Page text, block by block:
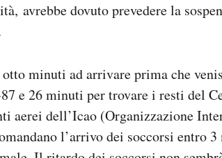
avrebbe dovuto prevedere la
minuti ad arrivare prima che
e 26 minuti per trovare i resti del
aerei dell’Icao (Organizzazione
l’arrivo dei soccorsi entro